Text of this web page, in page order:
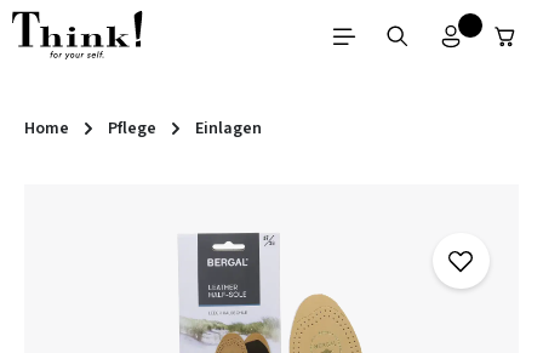
Zum Hauptinhalt springen
Home Pflege Einlagen